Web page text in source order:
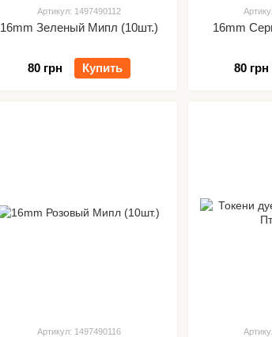
Артикул: 1497490112
16mm Зеленый Мипл (10шт.)
80 грн Купить
16mm
80 грн
Артикул: 1497490116